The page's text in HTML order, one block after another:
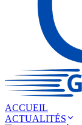
ACCUEIL
ACTUALITÉS